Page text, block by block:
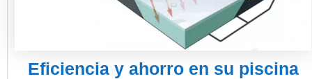
Eficiencia y ahorro en su piscina